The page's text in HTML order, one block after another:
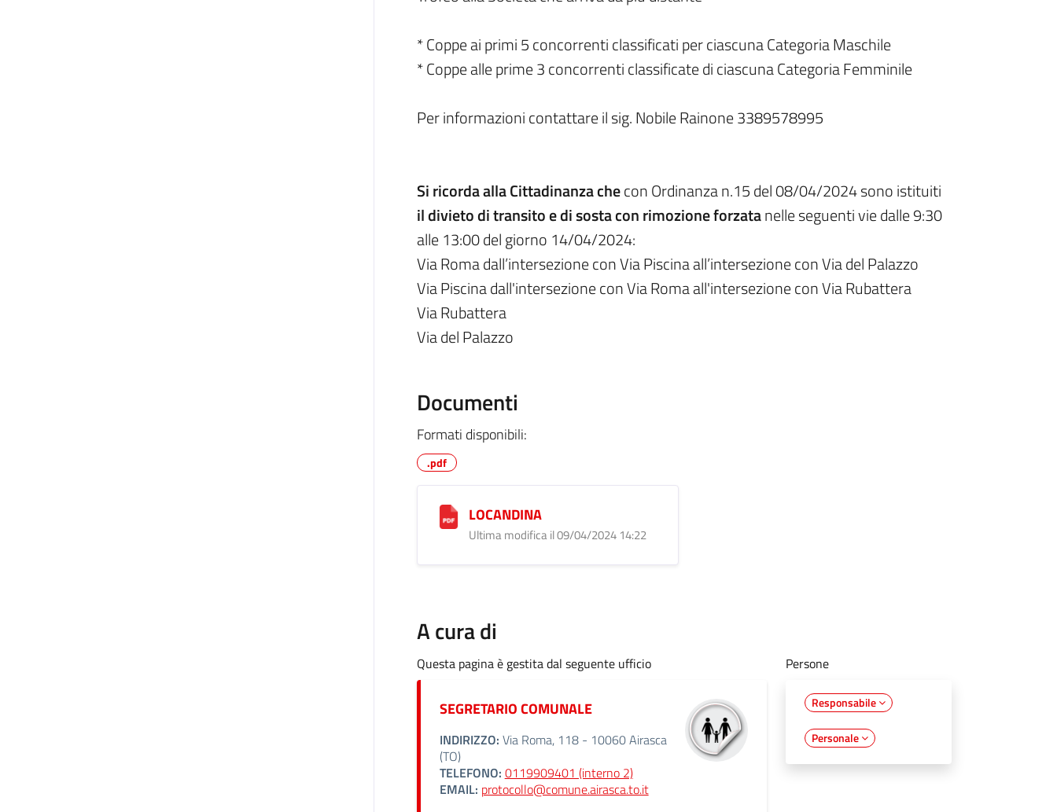
* Coppe ai primi 5 concorrenti classificati per ciascuna Categoria Maschile
* Coppe alle prime 3 concorrenti classificate di ciascuna Categoria Femminile
Per informazioni contattare il sig. Nobile Rainone 3389578995
Si ricorda alla Cittadinanza checon Ordinanza n.15 del 08/04/2024sono istituiti
il divieto di transito e di sosta con rimozione forzatanelle seguenti vie dalle 9:30
alle 13:00 del giorno 14/04/2024:
Via Roma dall’intersezione con Via Piscina all’intersezione con Via del Palazzo
Via Piscina dall'intersezione con Via Roma all'intersezione con Via Rubattera
Via Rubattera
Via del Palazzo
Documenti
Formati disponibili:
.pdf
LOCANDINA
Ultima modifica il 09/04/2024 14:22
A cura di
Questa pagina è gestita dal seguente ufficio
SEGRETARIO COMUNALE
INDIRIZZO: Via Roma, 118 - 10060 Airasca
(TO)
TELEFONO: 0119909401 (interno 2)
EMAIL: protocollo@comune.airasca.to.it
Persone
Responsabile
Personale